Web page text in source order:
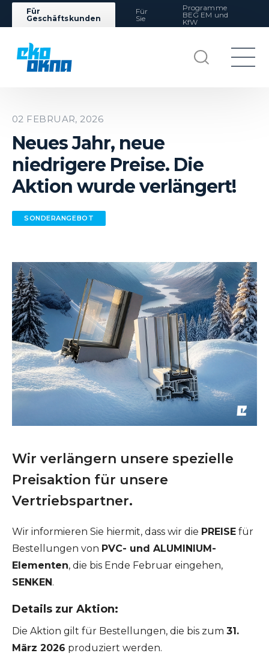
Für
Geschäftskunden
Für
Sie
Programme
BEG EM und
KfW
02 FEBRUAR, 2026
Neues Jahr, neue
niedrigere Preise. Die
Aktion wurde verlängert!
SONDERANGEBOT
Wir verlängern unsere spezielle
Preisaktion für unsere
Vertriebspartner.
Wir informieren Sie hiermit, dass wir die PREISE für
Bestellungen von PVC- und ALUMINIUM-
Elementen, die bis Ende Februar eingehen,
SENKEN.
Details zur Aktion:
Die Aktion gilt für Bestellungen, die bis zum 31.
März 2026 produziert werden.